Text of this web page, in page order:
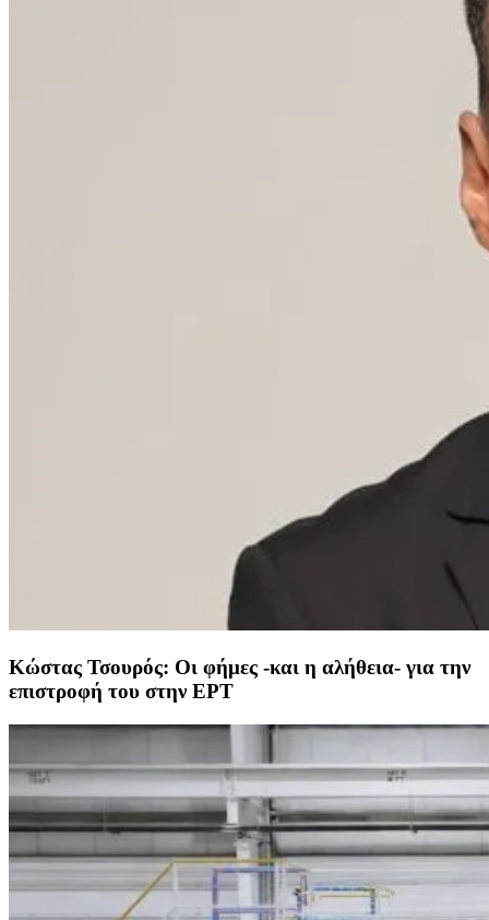
Κώστας Τσουρός: Οι φήμες -και η αλήθεια- για την
επιστροφή του στην ΕΡΤ